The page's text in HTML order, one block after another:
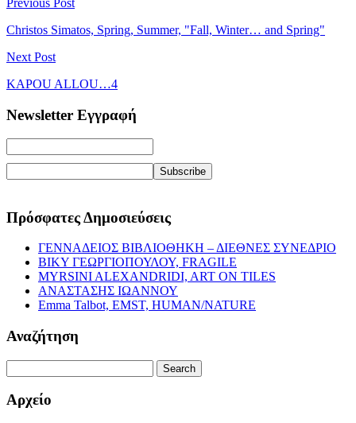
Christos Simatos, Spring, Summer, "Fall, Winter… and Spring"
Next Post
KAPOU ALLOU…4
Newsletter Εγγραφή
Πρόσφατες Δημοσιεύσεις
ΓΕΝΝΑΔΕΙΟΣ ΒΙΒΛΙΟΘΗΚΗ – ΔΙΕΘΝΕΣ ΣΥΝΕΔΡΙΟ
ΒΙΚΥ ΓΕΩΡΓΙΟΠΟΥΛΟΥ, FRAGILE
MYRSINI ALEXANDRIDI, ART ON TILES
ΑΝΑΣΤΑΣΗΣ ΙΩΑΝΝΟΥ
Emma Talbot, EMST, HUMAN/NATURE
Αναζήτηση
for:
Αρχείο